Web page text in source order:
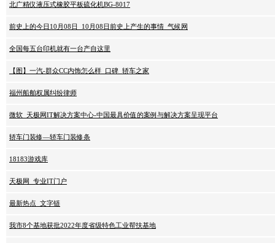
北广精仪液压式橡胶平板硫化机BG-8017
前史上的今日10月08日_10月08日前史上产生的事情_气候网
全国每五台印机就有一台产自这里
【图】一汽-群众CC内饰怎么样_口碑_轿车之家
福州船舶权属纠纷律师
微软_天极网IT解决方案中心-中国最具价值的案例与解决方案呈现平台
轿车门装修—轿车门装修条
18183游戏库
天极网_专业IT门户
最新热点_文字链
我市8个基地获批2022年度省级特色工业帮扶基地